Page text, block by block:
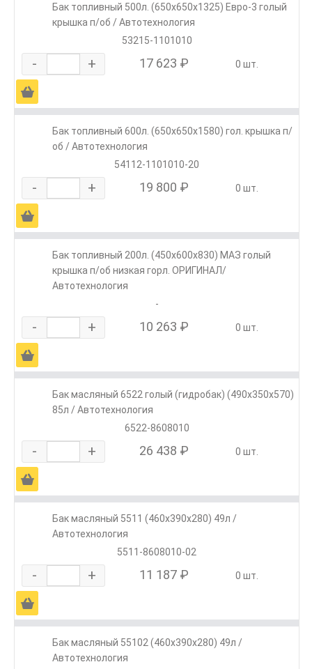
Бак топливный 500л. (650х650х1325) Евро-3 голый
крышка п/об / Автотехнология
53215-1101010
- + 17 623 ₽ 0 шт.
Ä
Бак топливный 600л. (650х650х1580) гол. крышка п/
об / Автотехнология
54112-1101010-20
- + 19 800 ₽ 0 шт.
Ä
Бак топливный 200л. (450х600х830) МАЗ голый
крышка п/об низкая горл. ОРИГИНАЛ/
Автотехнология
-
- + 10 263 ₽ 0 шт.
Ä
Бак масляный 6522 голый (гидробак) (490х350х570)
85л / Автотехнология
6522-8608010
- + 26 438 ₽ 0 шт.
Ä
Бак масляный 5511 (460х390х280) 49л /
Автотехнология
5511-8608010-02
- + 11 187 ₽ 0 шт.
Ä
Бак масляный 55102 (460х390х280) 49л /
Автотехнология